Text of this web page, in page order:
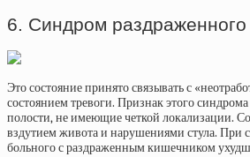
6. Синдром
Это состояние принято связывать с
состоянием тревоги. Признак этого
полости, не имеющие четкой локализации.
вздутием живота и нарушениями стула. При
больного с раздраженным кишечником